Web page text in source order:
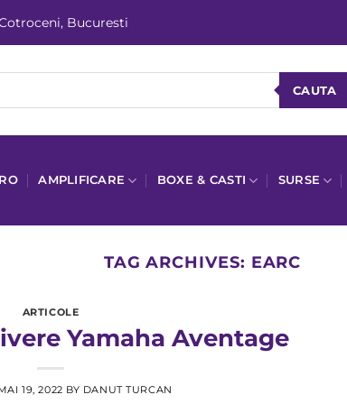
Bucuresti
CAUTA
AMPLIFICARE BOXE & CASTI SURSE
TAG ARCHIVES: EARC
ARTICOLE
Yamaha Aventage
19, 2022 BY DANUT TURCAN